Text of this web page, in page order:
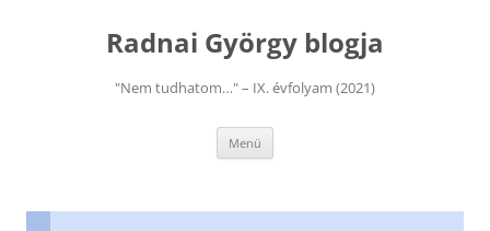
Radnai György blogja
"Nem tudhatom…" – IX. évfolyam (2021)
Menü